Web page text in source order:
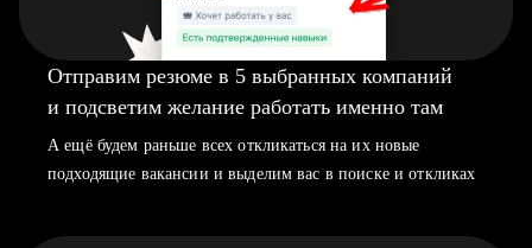
Отправим резюме в 5 выбранных компаний
и подсветим желание работать именно там
А ещё будем раньше всех откликаться на их новые
подходящие вакансии и выделим вас в поиске и откликах